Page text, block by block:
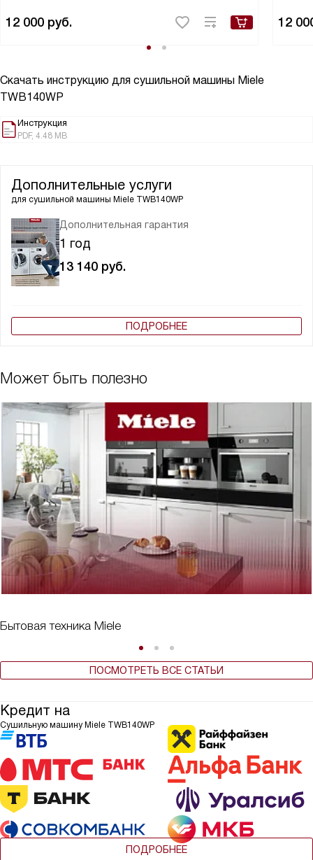
12 000 руб. 12
Скачать инструкцию для сушильной машины Miele
TWB140WP
Инструкция
PDF, 4.48 MB
Дополнительные услуги
для сушильной машины Miele TWB140WP
Дополнительная гарантия
1 год
13 140 руб.
ПОДРОБНЕЕ
Может быть полезно
Бытовая техника Miele
ПОСМОТРЕТЬ ВСЕ СТАТЬИ
Кредит на
Сушильную машину Miele TWB140WP
ПОДРОБНЕЕ